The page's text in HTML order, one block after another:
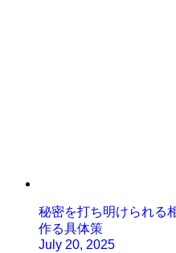
秘密を打ち明けられる
作る具体策
July 20, 2025